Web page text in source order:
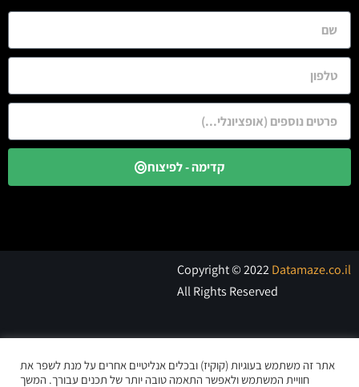
קדימה - לפיצוח
Copyright © 2022Datamaze.co.il
All Rights Reserved
אתר זה משתמש בעוגיות (קוקיז) ובכלים אנליטיים אחרים על מנת לשפר את
חוויית המשתמש ולאפשר התאמה טובה יותר של תכנים עבורך. המשך